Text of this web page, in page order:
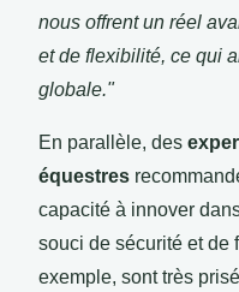
nous offrent un réel
et de flexibilité, ce qui
globale."
En parallèle, des
équestres
capacité à innover
souci de sécurité et de
exemple, sont très